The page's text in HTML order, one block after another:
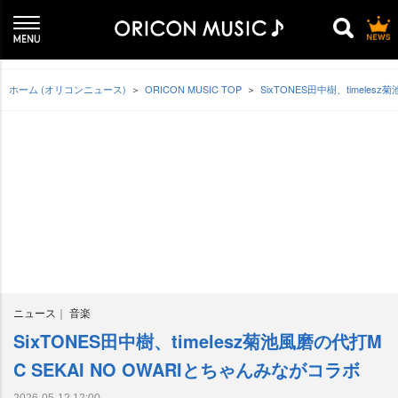
ホーム (オリコンニュース) ORICON MUSIC TOP SixTONES田中樹、timelesz菊
ニュース 音楽
SixTONES田中樹、timelesz菊池風磨の代打M
C SEKAI NO OWARIとちゃんみながコラボ